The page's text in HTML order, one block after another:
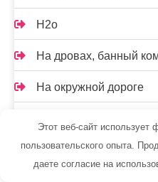
Н2о
На дровах, банный
На окружной дороге
Оазис, гостиничный
Этот веб-сайт
пользовательского опыта.
даете согласие на